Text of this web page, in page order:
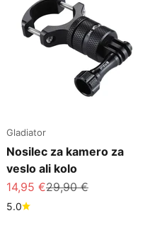
Gladiator
Nosilec za kamero za
veslo ali kolo
Znižana cena
14,95 €Redna cena
29,90 €
5.0